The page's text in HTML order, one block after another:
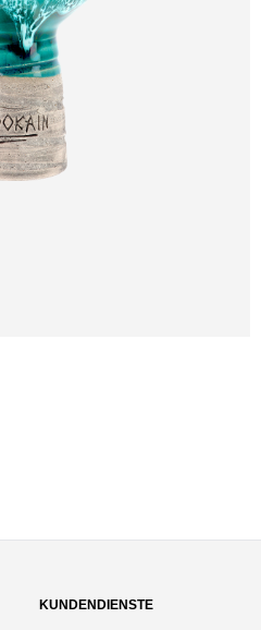
KUNDENDIENSTE